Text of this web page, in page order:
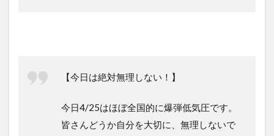
【今日は絶対無理しない！】
今日4/25はほぼ全国的に爆弾低気圧です。
皆さんどうか自分を大切に、無理しないで